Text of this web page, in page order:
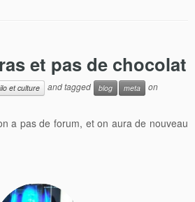
et pas de chocolat
et culture and tagged blog meta
on
a pas de forum, et on aura de nouveau